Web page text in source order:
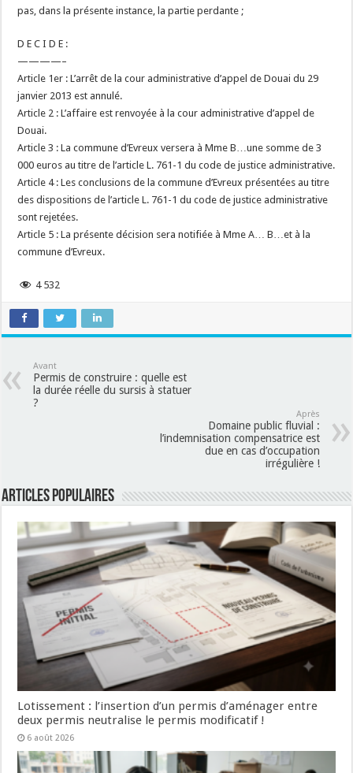
pas, dans la présente instance, la partie perdante ;
D E C I D E :
————–
Article 1er : L’arrêt de la cour administrative d’appel de Douai du 29
janvier 2013 est annulé.
Article 2 : L’affaire est renvoyée à la cour administrative d’appel de
Douai.
Article 3 : La commune d’Evreux versera à Mme B…une somme de 3
000 euros au titre de l’article L. 761-1 du code de justice administrative.
Article 4 : Les conclusions de la commune d’Evreux présentées au titre
des dispositions de l’article L. 761-1 du code de justice administrative
sont rejetées.
Article 5 : La présente décision sera notifiée à Mme A… B…et à la
commune d’Evreux.
4 532
Avant
Permis de construire : quelle est
la durée réelle du sursis à statuer
?
Après
Domaine public fluvial :
l’indemnisation compensatrice est
due en cas d’occupation
irrégulière !
Articles populaires
Lotissement : l’insertion d’un permis d’aménager entre
deux permis neutralise le permis modificatif !
6 août 2026